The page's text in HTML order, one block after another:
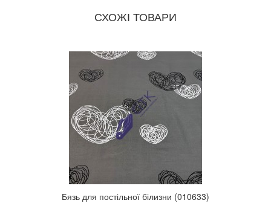
СХОЖІ ТОВАРИ
Бязь для постільної білизни (010633)